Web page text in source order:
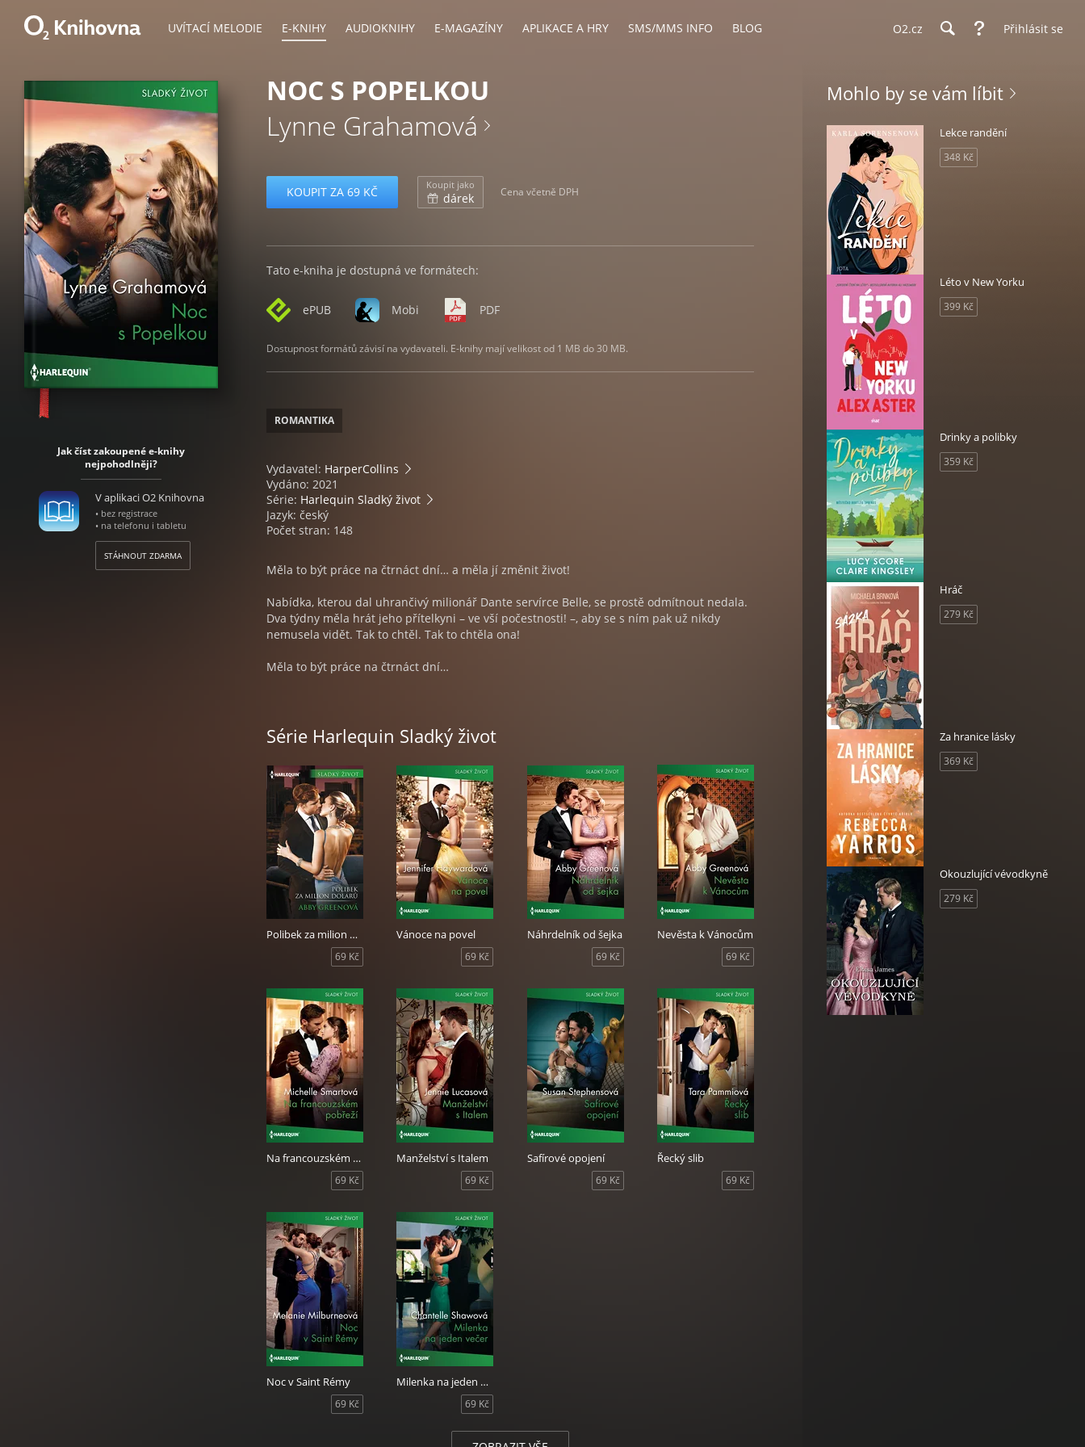
UVÍTACÍ MELODIE E-KNIHY AUDIOKNIHY E-MAGAZÍNY APLIKACE A HRY SMS/MMS INFO BLOG O2.cz Přihlásit se
Jak číst zakoupené e-knihy
nejpohodlněji?
V aplikaci O2 Knihovna
• bez registrace
• na telefonu i tabletu
STÁHNOUT ZDARMA
NOC S POPELKOU
Lynne Grahamová
KOUPIT ZA 69 KČ Koupit jako
dárek Cena včetně DPH
Tato e-kniha je dostupná ve formátech:
ePUB Mobi PDF
Dostupnost formátů závisí na vydavateli. E-knihy mají velikost od 1 MB do 30 MB.
ROMANTIKA
Vydavatel: HarperCollins
Vydáno: 2021
Série: Harlequin Sladký život
Jazyk: český
Počet stran: 148
Měla to být práce na čtrnáct dní… a měla jí změnit život!
Nabídka, kterou dal uhrančivý milionář Dante servírce Belle, se prostě odmítnout nedala.
Dva týdny měla hrát jeho přítelkyni – ve vší počestnosti! –, aby se s ním pak už nikdy
nemusela vidět. Tak to chtěl. Tak to chtěla ona!
Měla to být práce na čtrnáct dní…
Série Harlequin Sladký život
Polibek za milion dolarů
69 Kč
Vánoce na povel
69 Kč
Náhrdelník od šejka
69 Kč
Nevěsta k Vánocům
69 Kč
Na francouzském pobřeží
69 Kč
Manželství s Italem
69 Kč
Safírové opojení
69 Kč
Řecký slib
69 Kč
Noc v Saint Rémy
69 Kč
Milenka na jeden večer
69 Kč
Mohlo by se vám líbit
Lekce randění
348 Kč
Léto v New Yorku
399 Kč
Drinky a polibky
359 Kč
Hráč
279 Kč
Za hranice lásky
369 Kč
Okouzlující vévodkyně
279 Kč